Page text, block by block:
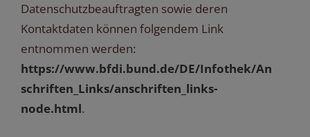
Datenschutzbeauftragten sowie deren
Kontaktdaten können folgendem Link
entnommen werden:
https://www.bfdi.bund.de/DE/Infothek/An
schriften_Links/anschriften_links-
node.html.